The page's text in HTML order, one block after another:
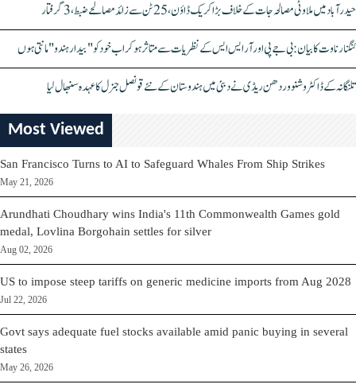
حیدرآباد میں ملاوٹی مصالحہ جات کے خلاف بڑا کریک ڈاؤن، 25 ٹن سے زائد مصالحے ضبط، 3 گرفتار
کنگنا رناوت کا بیان: بی جے پی اور آر ایس ایس کے نظریات سے متاثر ہو کر اب خود کو "بیدار ہندو" مانتی ہوں
تلنگانہ کے ڈاکٹر وشنو وردھن ریڈی نے دبئی میں ہندوستان کے نئے قونصل جنرل کا عہدہ سنبھال لیا
Most Viewed
San Francisco Turns to AI to Safeguard Whales From Ship Strikes
May 21, 2026
Arundhati Choudhary wins India's 11th Commonwealth Games gold
medal, Lovlina Borgohain settles for silver
Aug 02, 2026
US to impose steep tariffs on generic medicine imports from Aug 2028
Jul 22, 2026
Govt says adequate fuel stocks available amid panic buying in several
states
May 26, 2026